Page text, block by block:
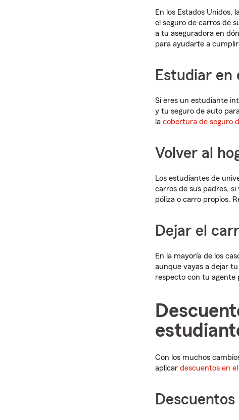
En los Estados Unidos,
el seguro de carros de
a tu aseguradora en
para ayudarte a
Estudiar en
Si eres un estudiante
y tu seguro de auto
la cobertura de seguro
Volver al
Los estudiantes de
carros de sus padres,
póliza o carro propios.
Dejar el
En la mayoría de los
aunque vayas a dejar
respecto con tu agente
Con los muchos
aplicar descuentos en